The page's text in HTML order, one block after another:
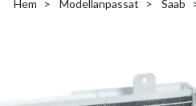
Hem Modellanpassat Saab